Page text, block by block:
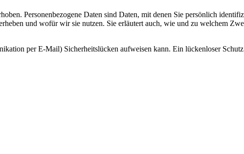
Personenbezogene Daten sind Daten, mit denen Sie persönlich
und wofür wir sie nutzen. Sie erläutert auch, wie und zu welchem
per E-Mail) Sicherheitslücken aufweisen kann. Ein lückenloser